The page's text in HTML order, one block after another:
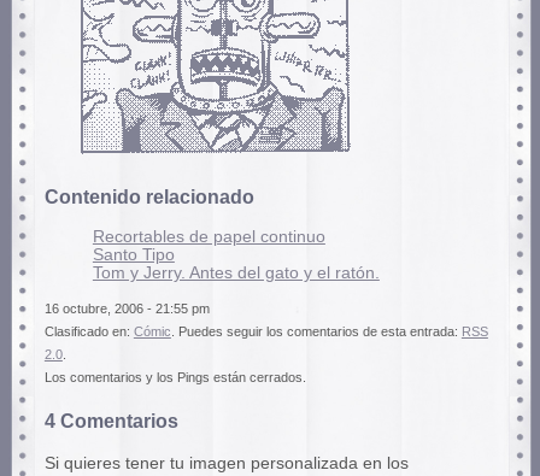
Contenido relacionado
Recortables de papel continuo
Santo Tipo
Tom y Jerry. Antes del gato y el ratón.
16 octubre, 2006 - 21:55 pm
Clasificado en: Cómic. Puedes seguir los comentarios de esta entrada: RSS
2.0.
Los comentarios y los Pings están cerrados.
4 Comentarios
Si quieres tener tu imagen personalizada en los